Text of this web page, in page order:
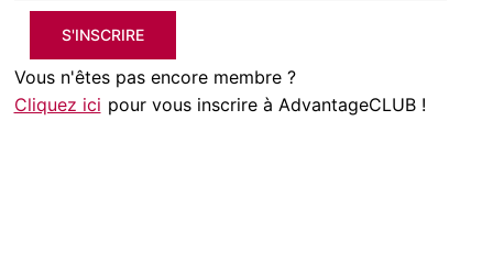
S'INSCRIRE
Vous n'êtes pas encore membre ?
Cliquez ici pour vous inscrire à AdvantageCLUB !